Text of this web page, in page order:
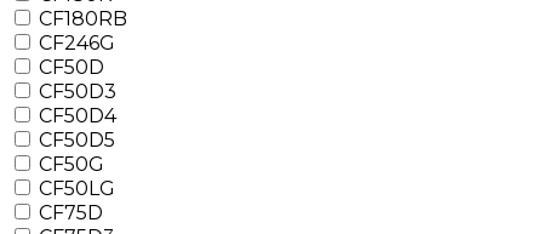
CF180RB
CF246G
CF50D
CF50D3
CF50D4
CF50D5
CF50G
CF50LG
CF75D